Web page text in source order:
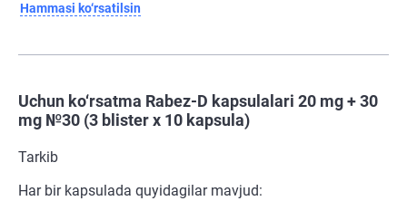
Hammasi ko‘rsatilsin
Uchun ko‘rsatma Rabez-D kapsulalari 20 mg + 30
mg №30 (3 blister х 10 kapsula)
Tarkib
Har bir kapsulada quyidagilar mavjud: